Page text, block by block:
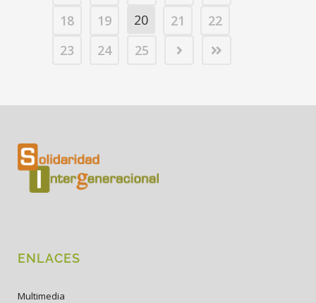
18
19 20 21
22
23
24 25
ENLACES
Multimedia